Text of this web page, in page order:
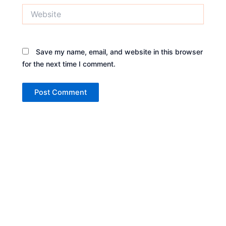
Save my name, email, and website in this browser
for the next time I comment.